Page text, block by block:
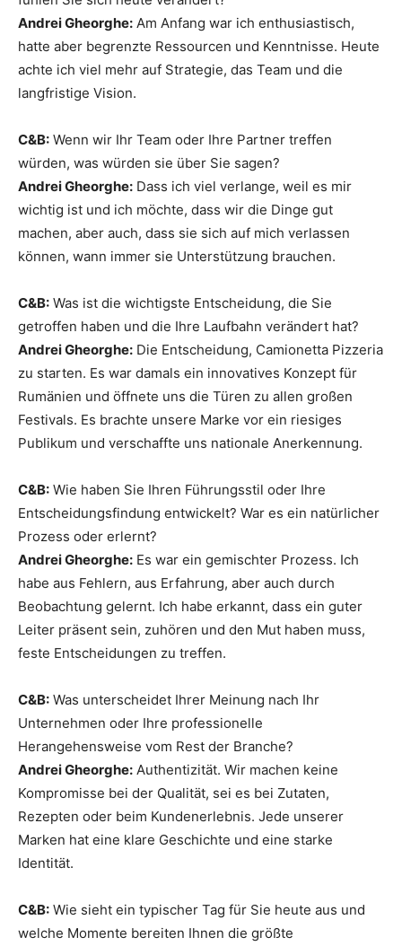
Andrei Gheorghe: Am Anfang war ich enthusiastisch,
hatte aber begrenzte Ressourcen und Kenntnisse. Heute
achte ich viel mehr auf Strategie, das Team und die
langfristige Vision.
C&B: Wenn wir Ihr Team oder Ihre Partner treffen
würden, was würden sie über Sie sagen?
Andrei Gheorghe: Dass ich viel verlange, weil es mir
wichtig ist und ich möchte, dass wir die Dinge gut
machen, aber auch, dass sie sich auf mich verlassen
können, wann immer sie Unterstützung brauchen.
C&B: Was ist die wichtigste Entscheidung, die Sie
getroffen haben und die Ihre Laufbahn verändert hat?
Andrei Gheorghe: Die Entscheidung, Camionetta Pizzeria
zu starten. Es war damals ein innovatives Konzept für
Rumänien und öffnete uns die Türen zu allen großen
Festivals. Es brachte unsere Marke vor ein riesiges
Publikum und verschaffte uns nationale Anerkennung.
C&B: Wie haben Sie Ihren Führungsstil oder Ihre
Entscheidungsfindung entwickelt? War es ein natürlicher
Prozess oder erlernt?
Andrei Gheorghe: Es war ein gemischter Prozess. Ich
habe aus Fehlern, aus Erfahrung, aber auch durch
Beobachtung gelernt. Ich habe erkannt, dass ein guter
Leiter präsent sein, zuhören und den Mut haben muss,
feste Entscheidungen zu treffen.
C&B: Was unterscheidet Ihrer Meinung nach Ihr
Unternehmen oder Ihre professionelle
Herangehensweise vom Rest der Branche?
Andrei Gheorghe: Authentizität. Wir machen keine
Kompromisse bei der Qualität, sei es bei Zutaten,
Rezepten oder beim Kundenerlebnis. Jede unserer
Marken hat eine klare Geschichte und eine starke
Identität.
C&B: Wie sieht ein typischer Tag für Sie heute aus und
welche Momente bereiten Ihnen die größte